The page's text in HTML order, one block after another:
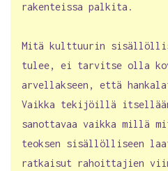
rakenteissa palkita.
Mitä kulttuurin
tulee, ei tarvitse olla
arvellakseen, että
Vaikka tekijöillä
sanottavaa vaikka millä
teoksen sisällölliseen
ratkaisut rahoittajien